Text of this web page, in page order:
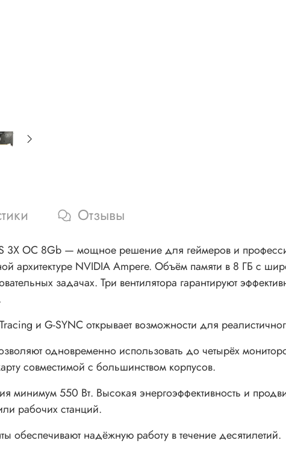
Отзывы
3X OC 8Gb — мощное решение для геймеров и
архитектуре NVIDIA Ampere. Объём памяти в 8 ГБ с
задачах. Три вентилятора гарантируют
и G-SYNC открывает возможности для
одновременно использовать до четырёх
совместимой с большинством корпусов.
минимум 550 Вт. Высокая энергоэффективность и
рабочих станций.
обеспечивают надёжную работу в течение десятилетий.